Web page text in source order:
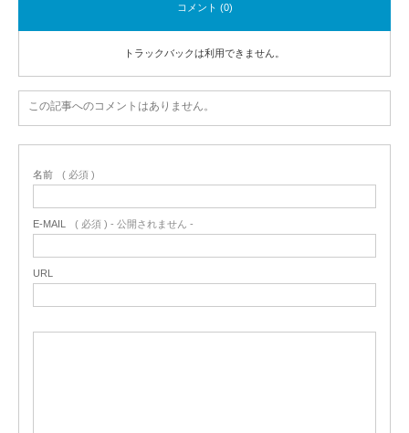
コメント (0)
トラックバックは利用できません。
この記事へのコメントはありません。
名前 ( 必須 )
E-MAIL ( 必須 ) - 公開されません -
URL